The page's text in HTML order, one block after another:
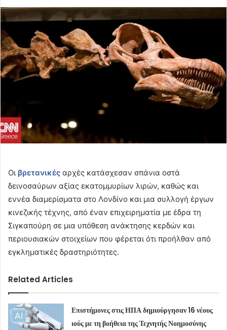
email
Οι βρετανικές αρχές κατάσχεσαν σπάνια οστά
δεινοσαύρων αξίας εκατομμυρίων λιρών, καθώς και
εννέα διαμερίσματα στο Λονδίνο και μια συλλογή έργων
κινεζικής τέχνης, από έναν επιχειρηματία με έδρα τη
Σιγκαπούρη σε μια υπόθεση ανάκτησης κερδών και
περιουσιακών στοιχείων που φέρεται ότι προήλθαν από
εγκληματικές δραστηριότητες.
Related Articles
Επιστήμονες στις ΗΠΑ δημιούργησαν 16 νέους
ιούς με τη βοήθεια της Τεχνητής Νοημοσύνης